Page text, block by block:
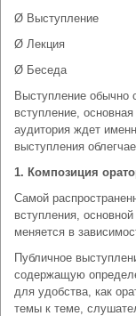
Ø Выступление
Ø Лекция
Ø Беседа
Выступление обычно
вступление,
аудитория ждет
выступления
1. Композиция
Самой
вступления,
меняется в
Публичное
содержащую
для удобства, как
темы к теме,